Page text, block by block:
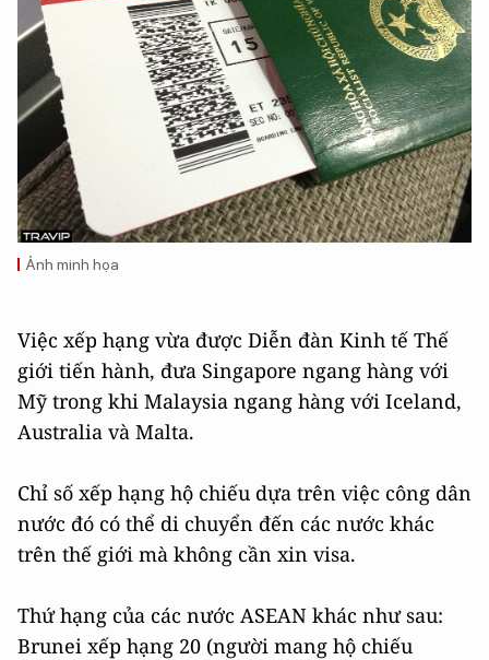
Ảnh minh họa
Việc xếp hạng vừa được Diễn đàn Kinh tế Thế
giới tiến hành, đưa Singapore ngang hàng với
Mỹ trong khi Malaysia ngang hàng với Iceland,
Australia và Malta.
Chỉ số xếp hạng hộ chiếu dựa trên việc công dân
nước đó có thể di chuyển đến các nước khác
trên thế giới mà không cần xin visa.
Thứ hạng của các nước ASEAN khác như sau:
Brunei xếp hạng 20 (người mang hộ chiếu